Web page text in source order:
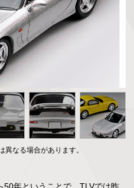
なる場合があります。
年ということで、TLVでは昨